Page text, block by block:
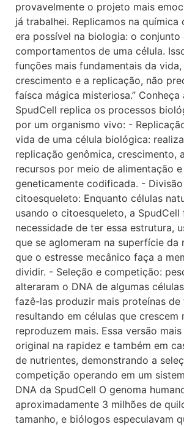
provavelmente o projeto mais
já trabalhei. Replicamos na química
era possível na biologia: o
comportamentos de uma célula.
funções mais fundamentais da
crescimento e a replicação, não
faísca mágica misteriosa.” Conheça
SpudCell replica os processos
por um organismo vivo: -
vida de uma célula biológica:
replicação genômica, crescimento,
recursos por meio de alimentação
geneticamente codificada. -
citoesqueleto: Enquanto células
usando o citoesqueleto, a SpudCell
necessidade de ter essa estrutura,
que se aglomeram na superfície da
que o estresse mecânico faça a
dividir. - Seleção e competição:
alteraram o DNA de algumas
fazê-las produzir mais proteínas de
resultando em células que crescem
reproduzem mais. Essa versão
original na rapidez e também em
de nutrientes, demonstrando a
competição operando em um
DNA da SpudCell O genoma
aproximadamente 3 milhões de
tamanho, e biólogos especulavam